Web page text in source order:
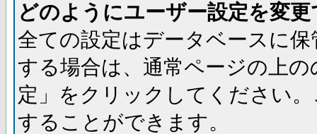
どのようにユーザー設定を変
全ての設定はデータベースに
する場合は、通常ページの上
定」をクリックしてください
することができます。